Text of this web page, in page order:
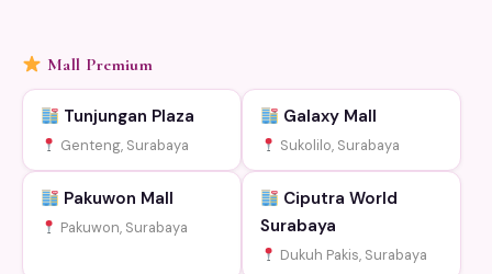
Mall Premium
Tunjungan Plaza
Genteng, Surabaya
Galaxy Mall
Sukolilo, Surabaya
Pakuwon Mall
Pakuwon, Surabaya
Ciputra World
Surabaya
Dukuh Pakis, Surabaya